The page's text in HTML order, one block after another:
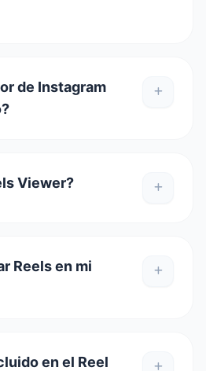
de Instagram
Viewer?
Reels en mi
en el Reel